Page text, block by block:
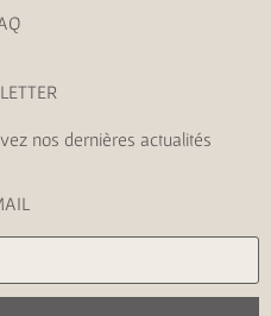
nos dernières actualités